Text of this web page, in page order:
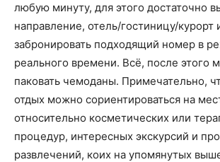
любую минуту, для этого достаточно
направление, отель/гостиницу/курорт
забронировать подходящий номер в
реального времени. Всё, после этого
паковать чемоданы. Примечательно,
отдых можно сориентироваться на
относительно косметических или
процедур, интересных экскурсий и
развлечений, коих на упомянутых